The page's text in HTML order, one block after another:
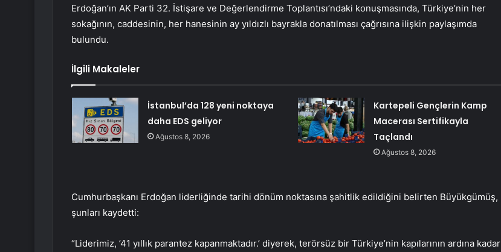
Erdoğan’ın AK Parti 32. İstişare ve Değerlendirme Toplantısı’ndaki konuşmasında, Türkiye’nin her
sokağının, caddesinin, her hanesinin ay yıldızlı bayrakla donatılması çağrısına ilişkin paylaşımda
bulundu.
İlgili Makaleler
İstanbul’da 128 yeni noktaya
daha EDS geliyor
Ağustos 8, 2026
Kartepeli Gençlerin Kamp
Macerası Sertifikayla
Taçlandı
Ağustos 8, 2026
Cumhurbaşkanı Erdoğan liderliğinde tarihi dönüm noktasına şahitlik edildiğini belirten Büyükgümüş,
şunları kaydetti:
“Liderimiz, ’41 yıllık parantez kapanmaktadır.’ diyerek, terörsüz bir Türkiye’nin kapılarının ardına kadar